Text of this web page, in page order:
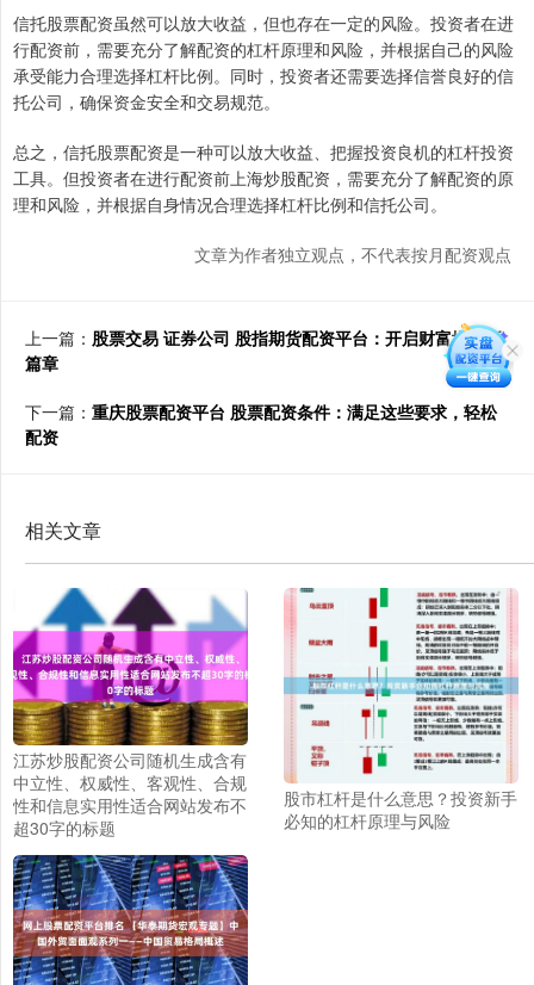
信托股票配资虽然可以放大收益，但也存在一定的风险。投资者在进
行配资前，需要充分了解配资的杠杆原理和风险，并根据自己的风险
承受能力合理选择杠杆比例。同时，投资者还需要选择信誉良好的信
托公司，确保资金安全和交易规范。
总之，信托股票配资是一种可以放大收益、把握投资良机的杠杆投资
工具。但投资者在进行配资前上海炒股配资，需要充分了解配资的原
理和风险，并根据自身情况合理选择杠杆比例和信托公司。
文章为作者独立观点，不代表按月配资观点
上一篇： 股票交易 证券公司 股指期货配资平台：开启财富增值新
篇章
下一篇： 重庆股票配资平台 股票配资条件：满足这些要求，轻松
配资
相关文章
江苏炒股配资公司随机生成含有
中立性、权威性、客观性、合规
性和信息实用性适合网站发布不
超30字的标题
股市杠杆是什么意思？投资新手
必知的杠杆原理与风险